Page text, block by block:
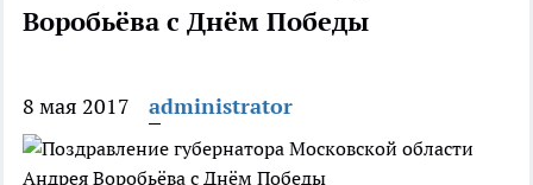
Воробьёва с Днём Победы
8 мая 2017 administrator